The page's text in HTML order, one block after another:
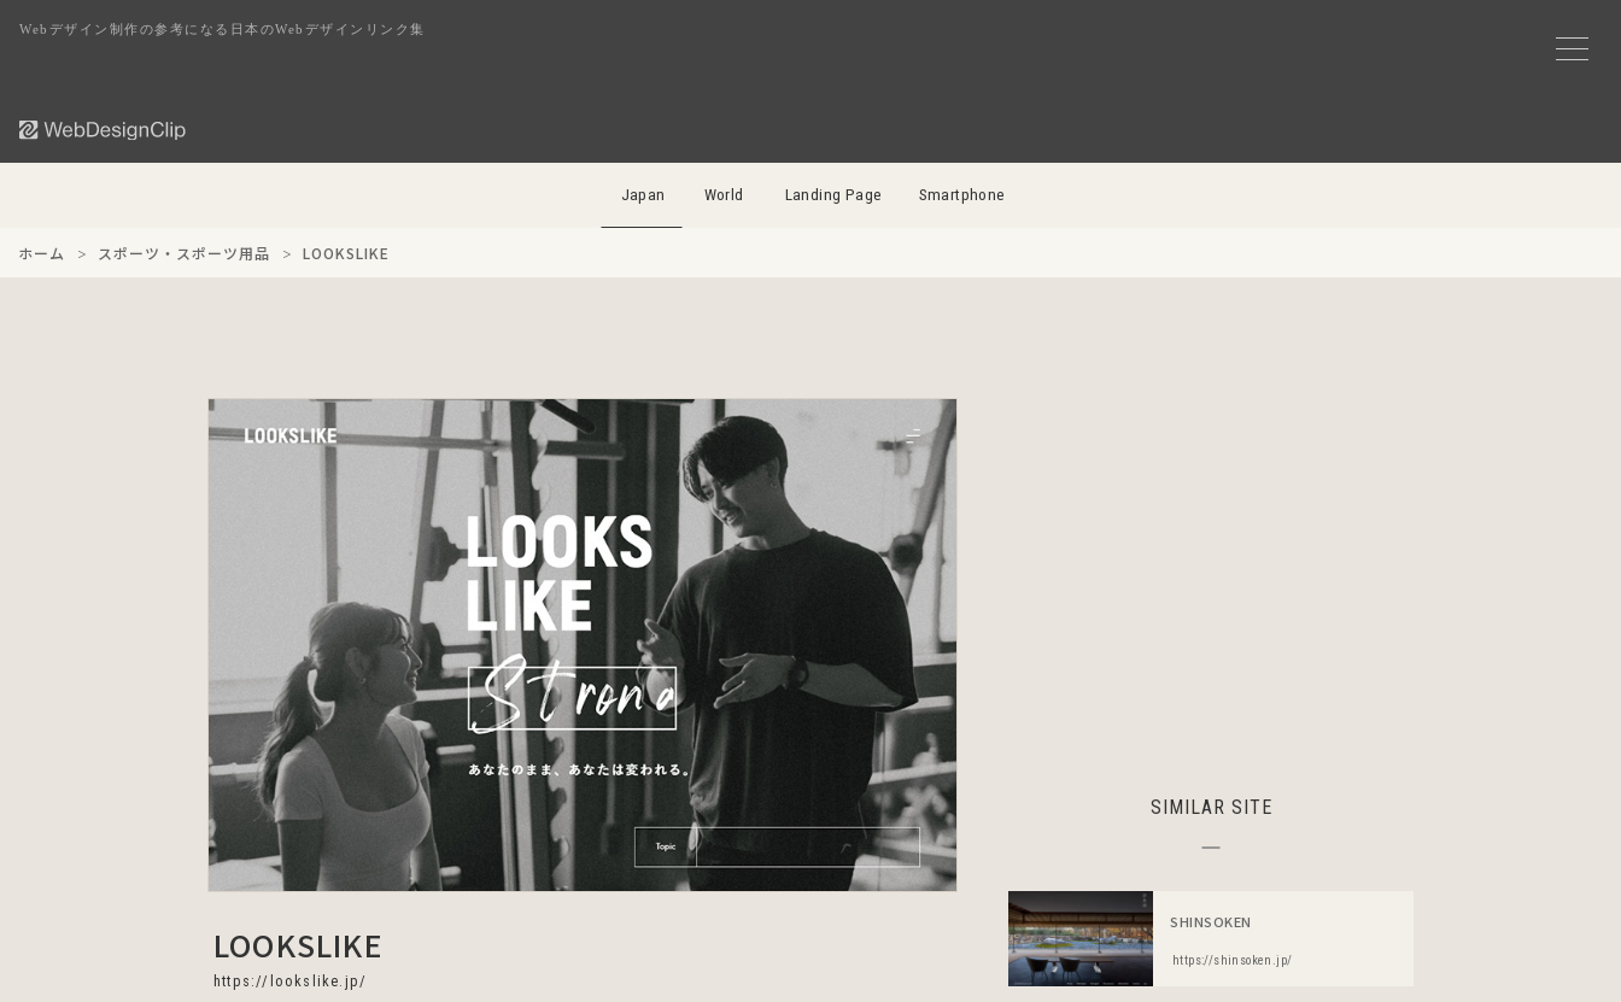
Webデザイン制作の参考になる日本のWebデザインリンク集
Japan World Landing Page Smartphone
ホーム スポーツ・スポーツ用品 LOOKSLIKE
LOOKSLIKE
https://lookslike.jp/
SIMILAR SITE
SHINSOKEN
https://shinsoken.jp/